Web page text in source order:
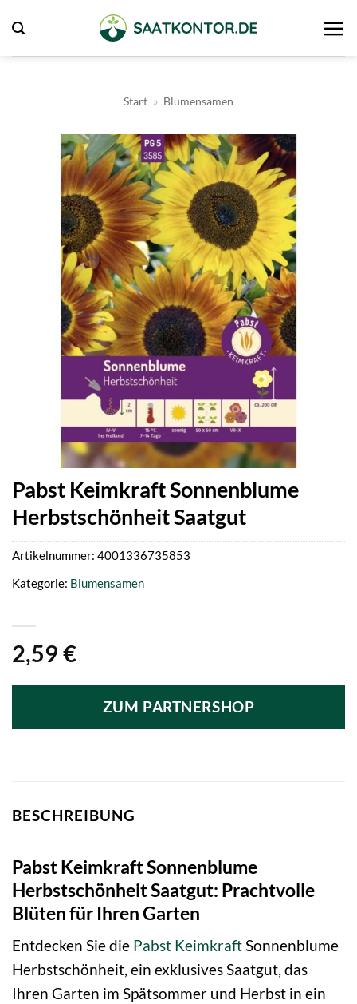
Inhalt
springen
Start » Blumensamen
Pabst Keimkraft Sonnenblume
Herbstschönheit Saatgut
2,59 €
ZUM PARTNERSHOP
Artikelnummer: 4001336735853
Kategorie: Blumensamen
BESCHREIBUNG
Pabst Keimkraft Sonnenblume
Herbstschönheit Saatgut: Prachtvolle
Blüten für Ihren Garten
Entdecken Sie die Pabst KeimkraftSonnenblume
Herbstschönheit, ein exklusives Saatgut, das
Ihren Garten im Spätsommer und Herbst in ein